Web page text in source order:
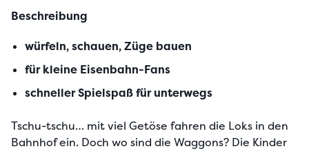
Beschreibung
würfeln, schauen, Züge bauen
für kleine Eisenbahn-Fans
schneller Spielspaß für unterwegs
Tschu-tschu… mit viel Getöse fahren die Loks in den
Bahnhof ein. Doch wo sind die Waggons? Die Kinder